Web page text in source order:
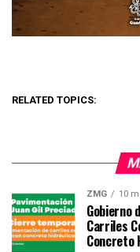
RELATED TOPICS:
ZMG 10
Gobierno
Carriles
Concreto